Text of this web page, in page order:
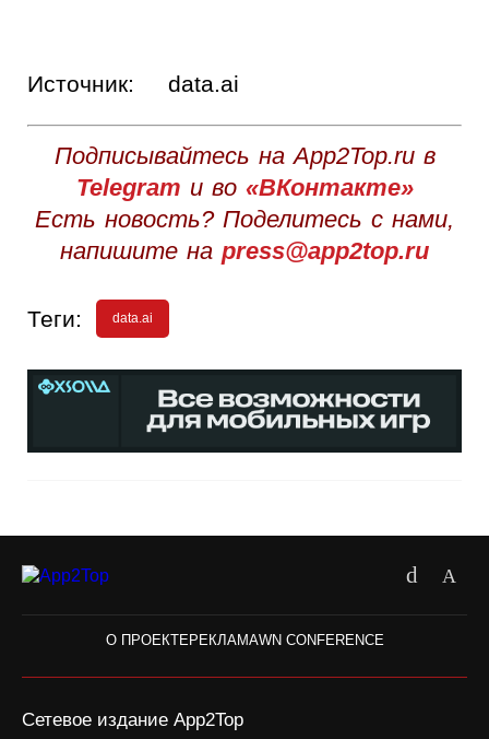
Источник: data.ai
Подписывайтесь на App2Top.ru в
Telegram и во «ВКонтакте»
Есть новость? Поделитесь с нами,
напишите на press@app2top.ru
Теги: data.ai
О ПРОЕКТЕРЕКЛАМАWN CONFERENCE
Сетевое издание App2Top